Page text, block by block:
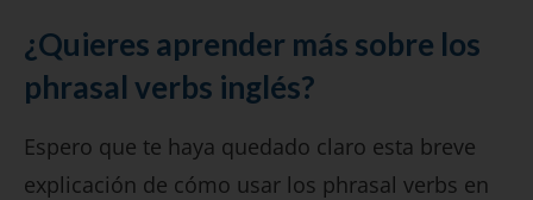
¿Quieres aprender más sobre los
phrasal verbs inglés?
Espero que te haya quedado claro esta breve
explicación de cómo usar los phrasal verbs en